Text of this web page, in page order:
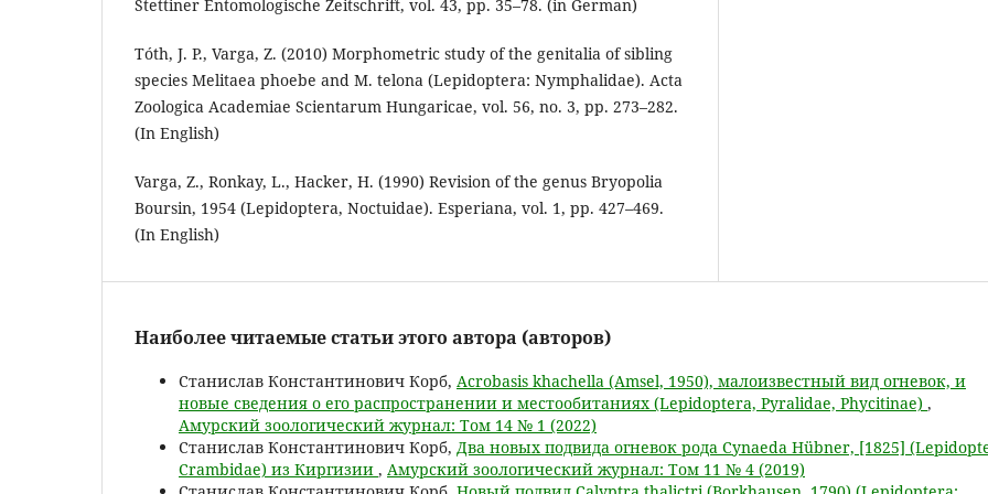
Stettiner Entomologische Zeitschrift, vol. 43, pp. 35–78. (in German)
Tóth, J. P., Varga, Z. (2010) Morphometric study of the genitalia of sibling
species Melitaea phoebe and M. telona (Lepidoptera: Nymphalidae). Acta
Zoologica Academiae Scientarum Hungaricae, vol. 56, no. 3, pp. 273–282.
(In English)
Varga, Z., Ronkay, L., Hacker, H. (1990) Revision of the genus Bryopolia
Boursin, 1954 (Lepidoptera, Noctuidae). Esperiana, vol. 1, pp. 427–469.
(In English)
Наиболее читаемые статьи этого автора (авторов)
Станислав Константинович Корб, Acrobasis khachella (Amsel, 1950), малоизвестный вид огневок, и
новые сведения о его распространении и местообитаниях (Lepidoptera, Pyralidae, Phycitinae) ,
Амурский зоологический журнал: Том 14 № 1 (2022)
Станислав Константинович Корб, Два новых подвида огневок рода Cynaeda Hübner, [1825]
Crambidae) из Киргизии , Амурский зоологический журнал: Том 11 № 4 (2019)